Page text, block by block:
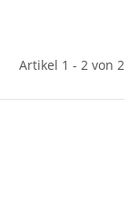
Artikel 1 - 2 von 2